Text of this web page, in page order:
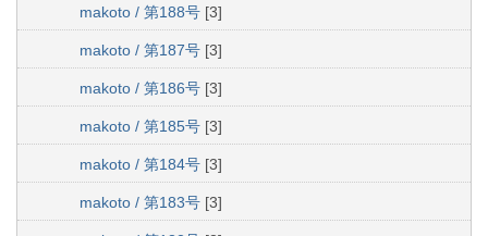
makoto / 第188号 [3]
makoto / 第187号 [3]
makoto / 第186号 [3]
makoto / 第185号 [3]
makoto / 第184号 [3]
makoto / 第183号 [3]